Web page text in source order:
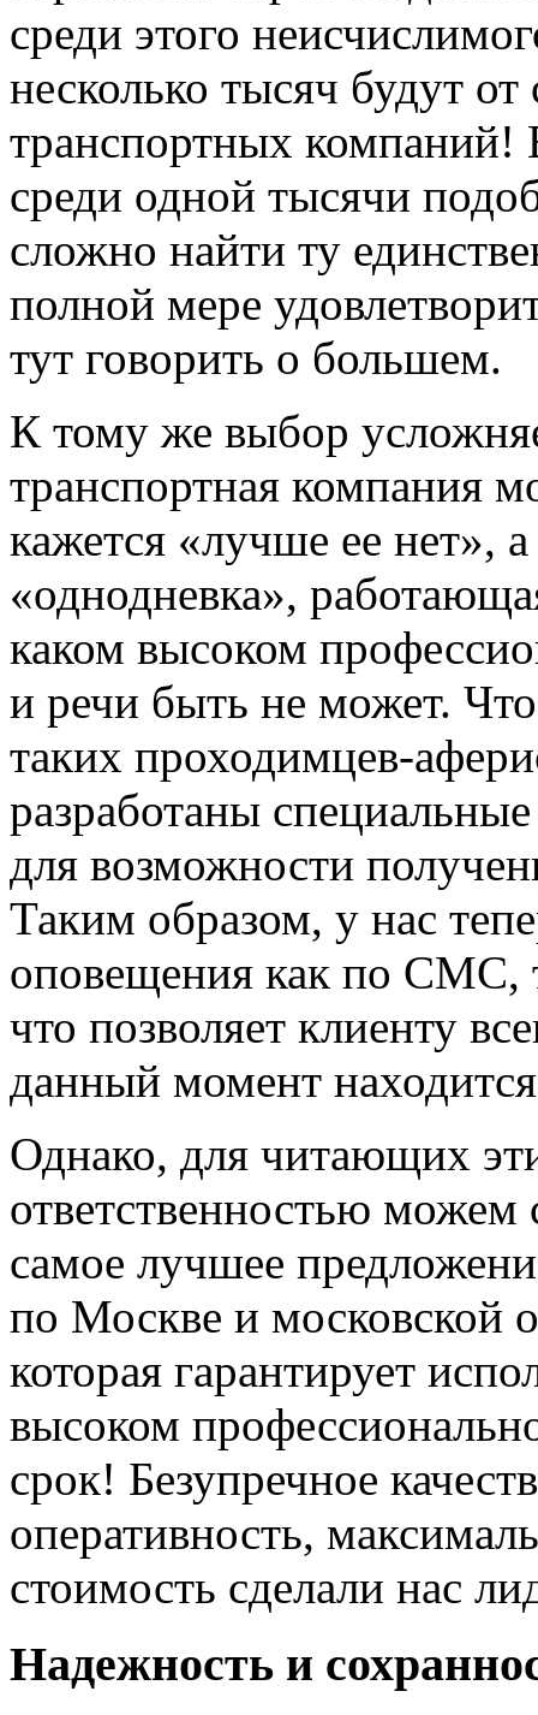
среди этого
несколько тысяч будут от
транспортных
среди одной тысячи
сложно найти ту
полной мере
тут говорить о большем.
К тому же выбор
транспортная компания
кажется «лучше ее нет»,
«однодневка»,
каком высоком
и речи быть не может.
таких проходимцев-
разработаны
для возможности
Таким образом, у нас
оповещения как по СМС,
что позволяет клиенту
данный момент
Однако, для читающих
ответственностью можем
самое лучшее
по Москве и московской
которая гарантирует
высоком
срок! Безупречное
оперативность,
стоимость сделали нас
Надежность и